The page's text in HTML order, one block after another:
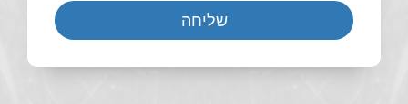
שליחה